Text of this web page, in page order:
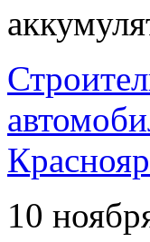
10